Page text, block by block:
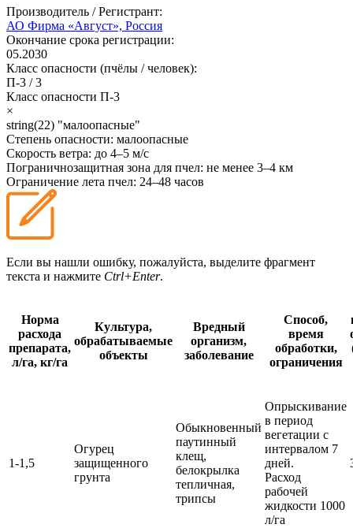
Производитель / Регистрант:
АО Фирма «Август», Россия
Окончание срока регистрации:
05.2030
Класс опасности (пчёлы / человек):
П-3 /3
Класс опасности П-3
×
string(22) "малоопасные"
Степень опасности: малоопасные
Скорость ветра: до 4–5 м/с
Пограничнозащитная зона для пчел: не менее 3–4 км
Ограничение лета пчел: 24–48 часов
Если вы нашли ошибку, пожалуйста, выделите фрагмент
текста и нажмите Ctrl+Enter.
Норма
расхода
препарата,
л/га, кг/га
Культура,
обрабатываемые
объекты
Вредный
организм,
заболевание
Способ,
время
обработки,
ограничения
1-1,5
Огурец
защищенного
грунта
Обыкновенный
паутинный
клещ,
белокрылка
тепличная,
трипсы
Опрыскивание
в период
вегетации с
интервалом 7
дней.
Расход
рабочей
жидкости 1000
л/га